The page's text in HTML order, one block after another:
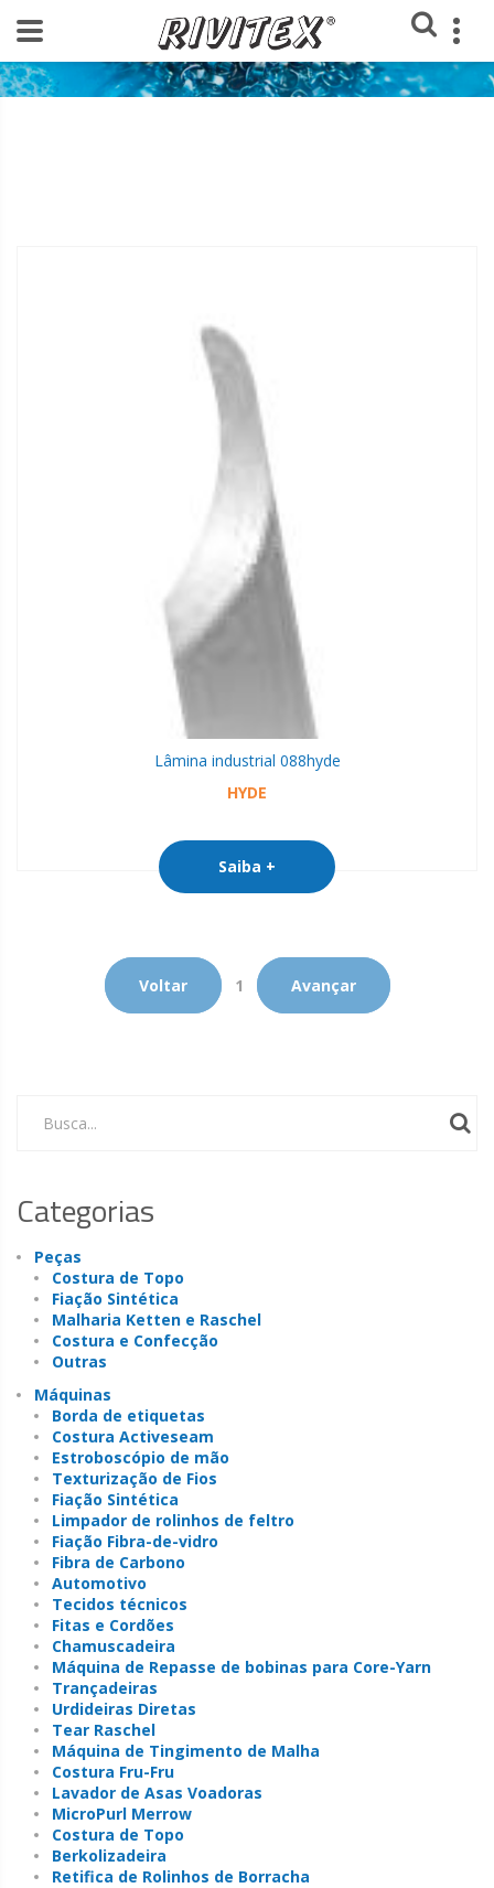
Home Loja Rivitex
Lâmina industrial 088hyde
HYDE
Saiba +
Voltar 1 Avançar
Busca...
Categorias
Peças
Costura de Topo
Fiação Sintética
Malharia Ketten e Raschel
Costura e Confecção
Outras
Máquinas
Borda de etiquetas
Costura Activeseam
Estroboscópio de mão
Texturização de Fios
Fiação Sintética
Limpador de rolinhos de feltro
Fiação Fibra-de-vidro
Fibra de Carbono
Automotivo
Tecidos técnicos
Fitas e Cordões
Chamuscadeira
Máquina de Repasse de bobinas para Core-Yarn
Trançadeiras
Urdideiras Diretas
Tear Raschel
Máquina de Tingimento de Malha
Costura Fru-Fru
Lavador de Asas Voadoras
MicroPurl Merrow
Costura de Topo
Berkolizadeira
Retifica de Rolinhos de Borracha